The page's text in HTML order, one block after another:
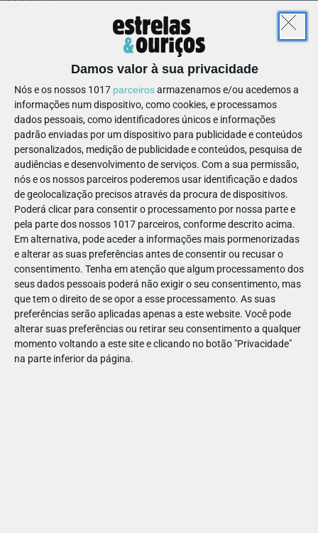
Damos valor à sua privacidade
Nós e os nossos 1017 parceirosarmazenamos e/ou acedemos a
informações num dispositivo, como cookies, e processamos
dados pessoais, como identificadores únicos e informações
padrão enviadas por um dispositivo para publicidade e conteúdos
personalizados, medição de publicidade e conteúdos, pesquisa de
audiências e desenvolvimento de serviços. Com a sua permissão,
nós e os nossos parceiros poderemos usar identificação e dados
de geolocalização precisos através da procura de dispositivos.
Poderá clicar para consentir o processamento por nossa parte e
pela parte dos nossos 1017 parceiros, conforme descrito acima.
Em alternativa, pode aceder a informações mais pormenorizadas
e alterar as suas preferências antes de consentir ou recusar o
consentimento. Tenha em atenção que algum processamento dos
seus dados pessoais poderá não exigir o seu consentimento, mas
que tem o direito de se opor a esse processamento. As suas
preferências serão aplicadas apenas a este website. Você pode
alterar suas preferências ou retirar seu consentimento a qualquer
momento voltando a este site e clicando no botão "Privacidade"
na parte inferior da página.
bicicletas);
Pacotes de aulas, qualquer turno: 30€ (1 aula), 100€ (4
aulas), 180€ (8 aulas), 320€ (16 aulas).
Obs.: Possibilidade de realização de cursos intensivos
durante as pausas letivas. Horário a combinar na altura da
inscrição.
FAZER DESPORTO E BEM-ESTAR
DAR AO PEDAL!
CENAS A PEDAL
Website info@cenasapedal.com
917 489 631 Ver Detalhes